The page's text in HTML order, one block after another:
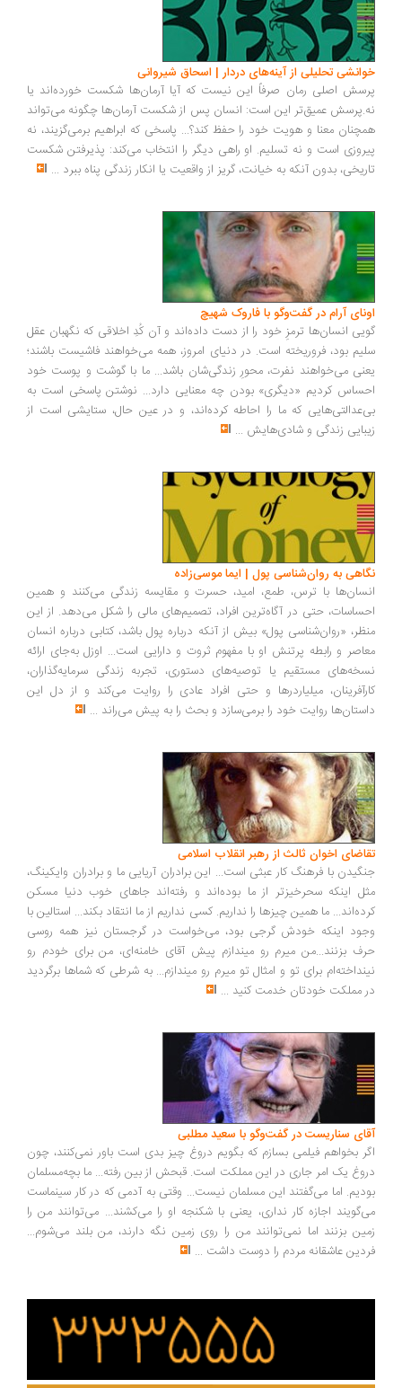
تحلیلی از آینه‌های دردار | اسحاق شیروانی
اصلی رمان صرفاً این نیست که آیا آرمان‌ها شکست خورده‌اند یا
عمیق‌تر این است: انسان پس از شکست آرمان‌ها چگونه می‌تواند
معنا و هویت خود را حفظ کند؟... پاسخی که ابراهیم برمی‌گزیند، نه
است و نه تسلیم. او راهی دیگر را انتخاب می‌کند: پذیرفتن شکست
بدون آنکه به خیانت، گریز از واقعیت یا انکار زندگی پناه ببرد...
آرام در گفت‌وگو با فاروک شهیچ‭
انسان‌ها ترمزِ خود را از دست داده‌اند و آن کُدِ اخلاقی که نگهبان عقل
بود، فروریخته است. در دنیای امروز، همه می‌خواهند فاشیست باشند؛
می‌خواهند نفرت، محورِ زندگی‌شان باشد... ما با گوشت و پوست خود
کردیم «دیگری» بودن چه معنایی دارد... نوشتن پاسخی است به
که ما را احاطه کرده‌اند، و در عین حال، ستایشی است از
زندگی و شادی‌هایش...
به روان‌شناسی پول | ایما موسی‌زاده
با ترس، طمع، امید، حسرت و مقایسه زندگی می‌کنند و همین
حتی در آگاه‌ترین افراد، تصمیم‌های مالی را شکل می‌دهد. از این
«روان‌شناسی پول» بیش از آنکه درباره پول باشد، کتابی درباره انسان
و رابطه پرتنش او با مفهوم ثروت و دارایی است... اوزل به‌جای ارائه
مستقیم یا توصیه‌های دستوری، تجربه زندگی سرمایه‌گذاران،
میلیاردرها و حتی افراد عادی را روایت می‌کند و از دل این
روایت خود را برمی‌سازد و بحث را به پیش می‌راند ...
اخوان ثالث از رهبر انقلاب اسلامی
با فرهنگ کار عبثی است... این برادران آریایی ما و برادران وایکینگ،
اینکه سحرخیزتر از ما بوده‌اند و رفته‌اند جاهای خوب دنیا مسکن
ما همین چیزها را نداریم. کسی نداریم از ما انتقاد بکند... استالین با
اینکه خودش گرجی بود، می‌خواست در گرجستان نیز همه روسی
بزنند...من میرم رو میندازم پیش آقای خامنه‌ای، من برای خودم رو
برای تو و امثال تو میرم رو میندازم... به شرطی که شماها برگردید
مملکت خودتان خدمت کنید...
سناریست در گفت‌وگو با سعید مطلبی
بخواهم فیلمی بسازم که بگویم دروغ چیز بدی است باور نمی‌کنند، چون
یک امر جاری در این مملکت است. قبحش از بین رفته... ما بچه‌مسلمان
اما می‌گفتند این مسلمان نیست... وقتی به آدمی که در کار سینماست
اجازه کار نداری، یعنی با شکنجه او را می‌کشند... می‌توانند من را
بزنند اما نمی‌توانند من را روی زمین نگه دارند، من بلند می‌شوم...
عاشقانه مردم را دوست داشت ...